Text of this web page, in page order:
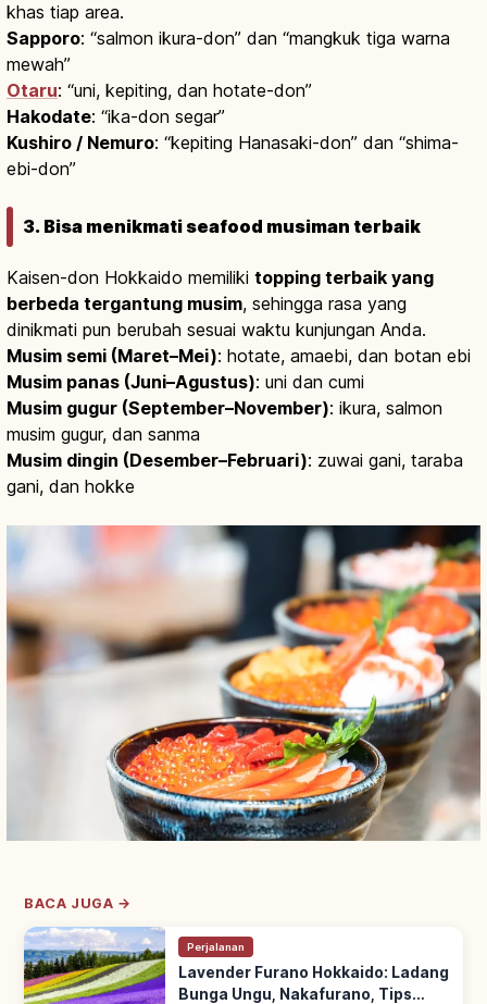
khas tiap area.
Sapporo: “salmon ikura-don” dan “mangkuk tiga warna
mewah”
Otaru: “uni, kepiting, dan hotate-don”
Hakodate: “ika-don segar”
Kushiro / Nemuro: “kepiting Hanasaki-don” dan “shima-
ebi-don”
3. Bisa menikmati seafood musiman terbaik
Kaisen-don Hokkaido memiliki topping terbaik yang
berbeda tergantung musim, sehingga rasa yang
dinikmati pun berubah sesuai waktu kunjungan Anda.
Musim semi (Maret–Mei): hotate, amaebi, dan botan ebi
Musim panas (Juni–Agustus): uni dan cumi
Musim gugur (September–November): ikura, salmon
musim gugur, dan sanma
Musim dingin (Desember–Februari): zuwai gani, taraba
gani, dan hokke
BACA JUGA →
Perjalanan
Lavender Furano Hokkaido: Ladang
Bunga Ungu, Nakafurano, Tips